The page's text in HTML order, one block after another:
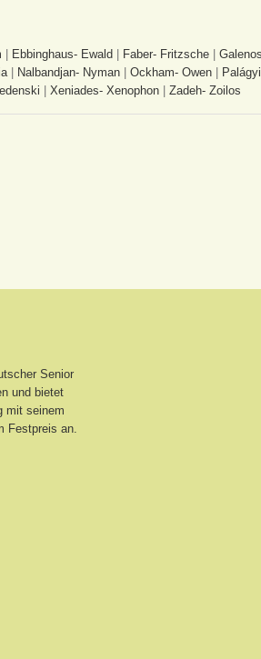
Ebbinghaus- Ewald Faber- Fritzsche
Nalbandjan- Nyman Ockham- Owen
Xeniades- Xenophon Zadeh- Zoilos
Senior
und bietet
mit seinem
Festpreis an.